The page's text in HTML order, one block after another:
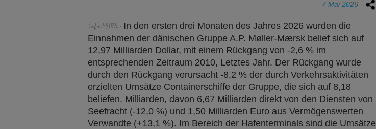
7 Mai 2026
In den ersten drei Monaten des Jahres 2026 wurden die
Einnahmen der dänischen Gruppe A.P. Møller-Mærsk belief sich auf
12,97 Milliarden Dollar, mit einem Rückgang von -2,6 % im
entsprechenden Zeitraum 2010, Letztes Jahr. Der Rückgang wurde
durch den Rückgang verursacht -8,2 % der durch Verkehrsaktivitäten
erzielten Umsätze Containerschiffe der Gruppe, die sich auf 8,18
beliefen. Milliarden, davon 6,67 Milliarden direkt von den Diensten von
Seefracht (-12,0 %) und 1,50 Milliarden Euro aus Vermögenswerten
Verwandte (+13,1 %). Im Bereich der Hafenterminals sind die Umsätze